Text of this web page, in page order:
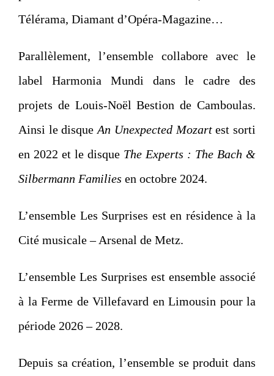
Télérama, Diamant d’Opéra-Magazine…
Parallèlement, l’ensemble collabore avec le
label Harmonia Mundi dans le cadre des
projets de Louis-Noël Bestion de Camboulas.
Ainsi le disqueAn Unexpected Mozartest sorti
en 2022 et le disque The Experts : The Bach &
Silbermann Families en octobre 2024.
L’ensemble Les Surprises est en résidence à la
Cité musicale – Arsenal de Metz.
L’ensemble Les Surprises est ensemble associé
à la Ferme de Villefavard en Limousin pour la
période 2026 – 2028.
Depuis sa création, l’ensemble se produit dans